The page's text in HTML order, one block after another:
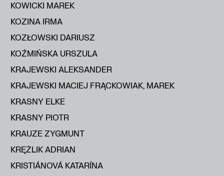
KOWICKI MAREK
KOZINA IRMA
KOZŁOWSKI DARIUSZ
KOŹMIŃSKA URSZULA
KRAJEWSKI ALEKSANDER
KRAJEWSKI MACIEJ FRĄCKOWIAK, MAREK
KRASNY ELKE
KRASNY PIOTR
KRAUZE ZYGMUNT
KRĘŻLIK ADRIAN
KRISTIÁNOVÁ KATARÍNA